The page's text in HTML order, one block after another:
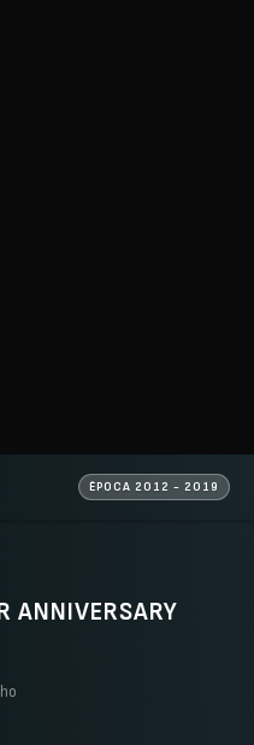
ÉPOCA 2012 - 2019
ANNIVERSARY